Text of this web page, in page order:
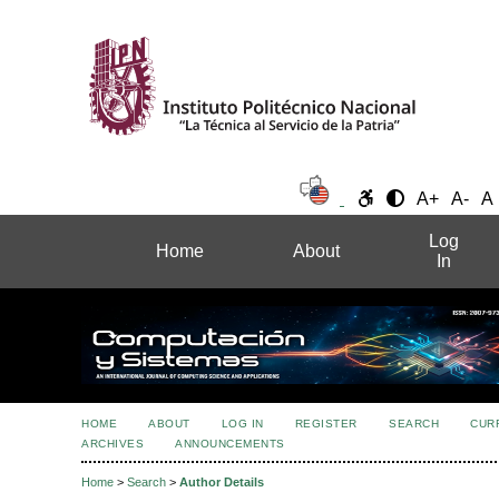
A+ A- A
Home About
Log
In
HOME ABOUT LOG IN REGISTER SEARCH
ARCHIVES
ANNOUNCEMENTS
Home > Search > Author Details